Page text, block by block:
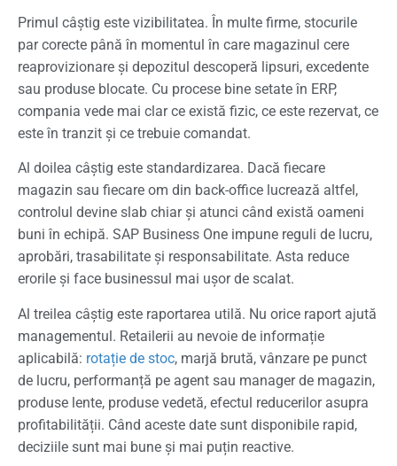
Primul câștig este vizibilitatea. În multe firme, stocurile
par corecte până în momentul în care magazinul cere
reaprovizionare și depozitul descoperă lipsuri, excedente
sau produse blocate. Cu procese bine setate în ERP,
compania vede mai clar ce există fizic, ce este rezervat, ce
este în tranzit și ce trebuie comandat.
Al doilea câștig este standardizarea. Dacă fiecare
magazin sau fiecare om din back-office lucrează altfel,
controlul devine slab chiar și atunci când există oameni
buni în echipă. SAP Business One impune reguli de lucru,
aprobări, trasabilitate și responsabilitate. Asta reduce
erorile și face businessul mai ușor de scalat.
Al treilea câștig este raportarea utilă. Nu orice raport ajută
managementul. Retailerii au nevoie de informație
aplicabilă: rotație de stoc, marjă brută, vânzare pe punct
de lucru, performanță pe agent sau manager de magazin,
produse lente, produse vedetă, efectul reducerilor asupra
profitabilității. Când aceste date sunt disponibile rapid,
deciziile sunt mai bune și mai puțin reactive.